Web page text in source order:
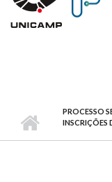
PROCESSO
INSCRIÇÕES